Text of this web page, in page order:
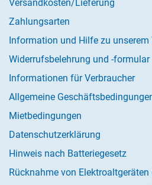
Versandkosten/Lieferung
Zahlungsarten
Information und Hilfe zu unserem
Widerrufsbelehrung und -formular
Informationen für Verbraucher
Allgemeine
Mietbedingungen
Datenschutzerklärung
Hinweis nach Batteriegesetz
Rücknahme von Elektroaltgeräten